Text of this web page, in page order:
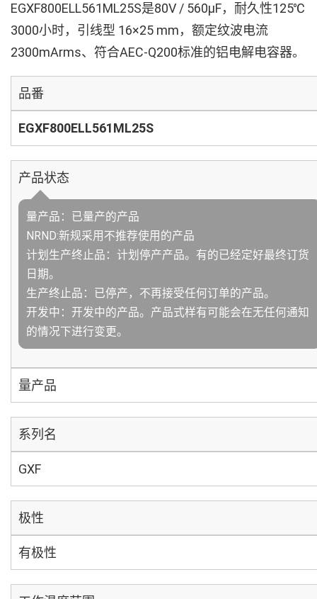
EGXF800ELL561ML25S是80V / 560µF，耐久性125℃
3000小时，引线型 16×25 mm，额定纹波电流
2300mArms、符合AEC-Q200标准的铝电解电容器。
品番
EGXF800ELL561ML25S
产品状态
量产品：已量产的产品
NRND:新规采用不推荐使用的产品
计划生产终止品：计划停产产品。有的已经定好最终订货
日期。
生产终止品：已停产，不再接受任何订单的产品。
开发中：开发中的产品。产品式样有可能会在无任何通知
的情况下进行变更。
量产品
系列名
GXF
极性
有极性